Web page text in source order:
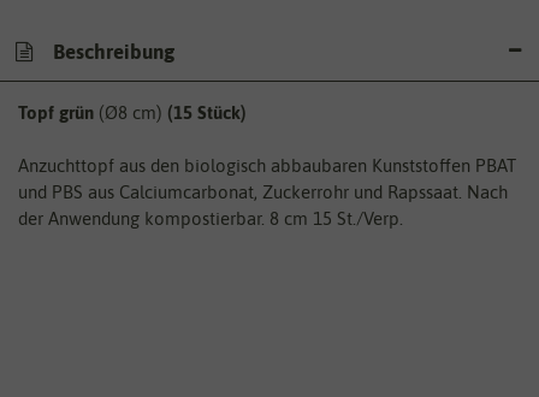
Beschreibung
Topf grün (Ø8 cm) (15 Stück)
Anzuchttopf aus den biologisch abbaubaren Kunststoffen PBAT
und PBS aus Calciumcarbonat, Zuckerrohr und Rapssaat. Nach
der Anwendung kompostierbar. 8 cm 15 St./Verp.